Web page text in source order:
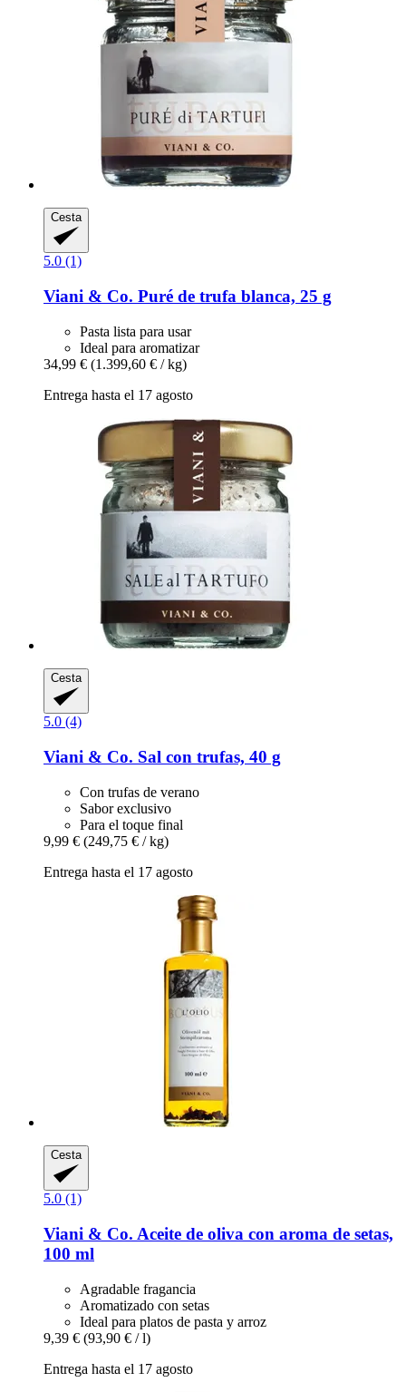
Cesta
5.0 (1)
Viani & Co. Puré de trufa blanca, 25 g
Pasta lista para usar
Ideal para aromatizar
34,99 € (1.399,60 € / kg)
Entrega hasta el 17 agosto
Cesta
5.0 (4)
Viani & Co. Sal con trufas, 40 g
Con trufas de verano
Sabor exclusivo
Para el toque final
9,99 € (249,75 € / kg)
Entrega hasta el 17 agosto
Cesta
5.0 (1)
Viani & Co. Aceite de oliva con aroma de setas,
100 ml
Agradable fragancia
Aromatizado con setas
Ideal para platos de pasta y arroz
9,39 € (93,90 € / l)
Entrega hasta el 17 agosto